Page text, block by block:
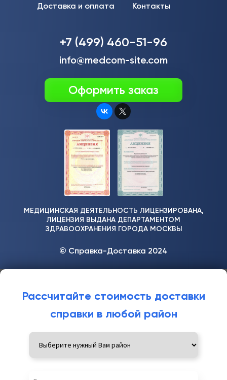
Доставка и оплата
Контакты
МЕДИЦИНСКАЯ ДЕЯТЕЛЬНОСТЬ ЛИЦЕНЗИРОВАНА,
ЛИЦЕНЗИЯ ВЫДАНА ДЕПАРТАМЕНТОМ
ЗДРАВООХРАНЕНИЯ ГОРОДА МОСКВЫ
+7 (499) 460-51-96
info@medcom-site.com
Оформить заказ
© Справка-Доставка 2024
Рассчитайте стоимость доставки
справки в любой район